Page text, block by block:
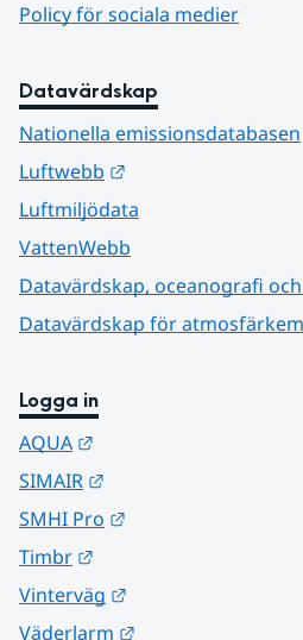
Policy för sociala medier
Datavärdskap
Nationella emissionsdatabasen
Luftwebb
Luftmiljödata
VattenWebb
Datavärdskap, oceanografi
Datavärdskap för
Logga in
AQUA
SIMAIR
SMHI Pro
Timbr
Vinterväg
Väderlarm